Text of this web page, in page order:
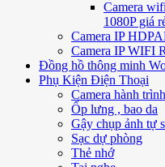
Camera
1080P giá
Camera IP
Camera IP WIFI
Đồng hồ thông minh
Phụ Kiện Điện Thoại
Camera hành trình
Ốp lưng , bao da
Gậy chụp ảnh tự
Sạc dự phòng
Thẻ nhớ